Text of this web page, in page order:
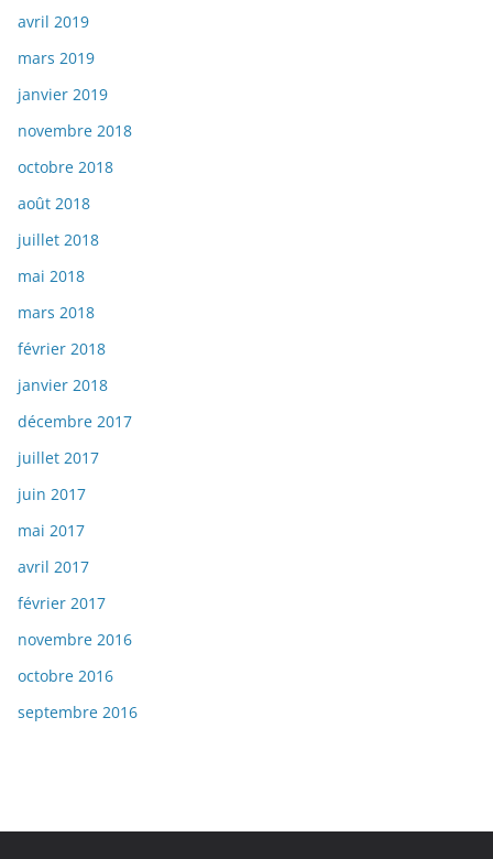
avril 2019
mars 2019
janvier 2019
novembre 2018
octobre 2018
août 2018
juillet 2018
mai 2018
mars 2018
février 2018
janvier 2018
décembre 2017
juillet 2017
juin 2017
mai 2017
avril 2017
février 2017
novembre 2016
octobre 2016
septembre 2016